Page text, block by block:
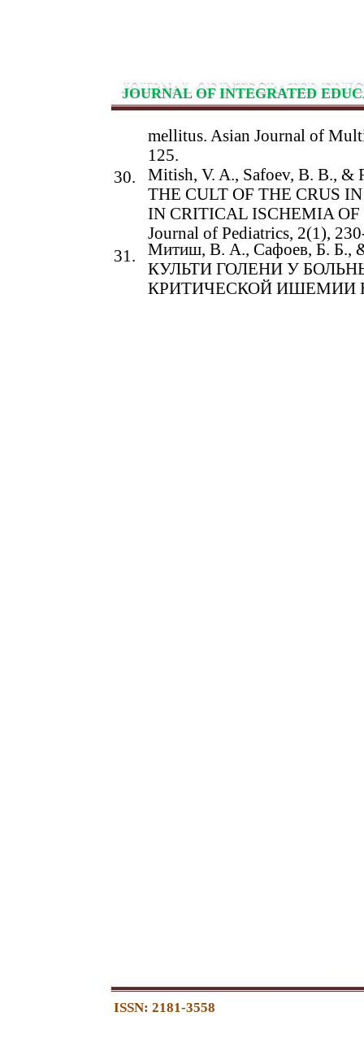
ISSN: 2181-3558
JOURNAL OF INTEGRATED
mellitus. Asian Journal of
125.
30.
Mitish, V. A., Safoev, B. B., &
THE CULT OF THE CRUS
IN CRITICAL ISCHEMIA
Journal of Pediatrics, 2(1),
31.
Митиш, В. А., Сафоев, Б.
КУЛЬТИ ГОЛЕНИ У
КРИТИЧЕСКОЙ ИШЕМИИ